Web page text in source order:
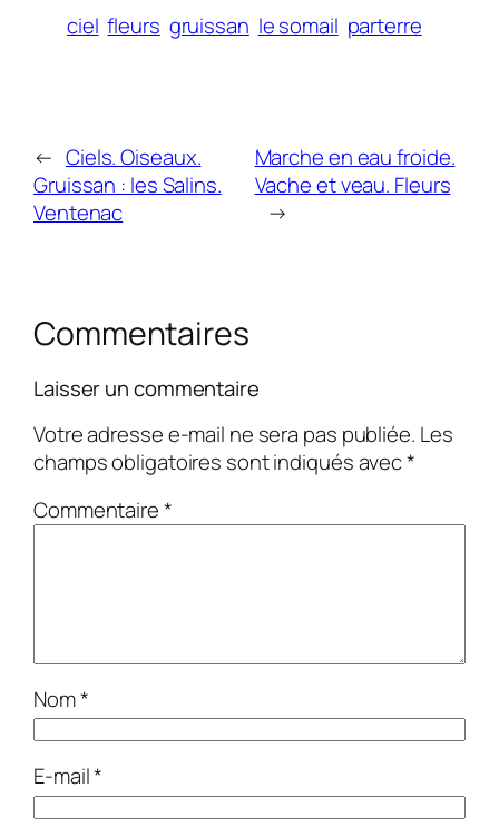
ciel fleurs gruissan le somail parterre
← Ciels. Oiseaux.
Gruissan : les Salins.
Ventenac
Marche en eau froide.
Vache et veau. Fleurs
→
Commentaires
Laisser un commentaire
Votre adresse e-mail ne sera pas publiée. Les
champs obligatoires sont indiqués avec*
Commentaire*
Nom*
E-mail*